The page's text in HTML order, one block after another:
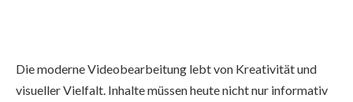
Die moderne Videobearbeitung lebt von Kreativität und
visueller Vielfalt. Inhalte müssen heute nicht nur informativ